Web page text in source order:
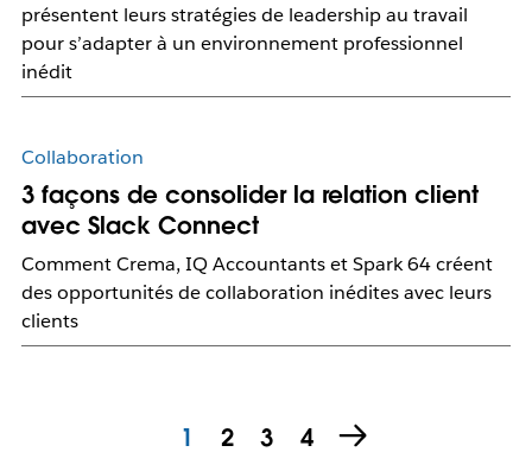
présentent leurs stratégies de leadership au travail
pour s’adapter à un environnement professionnel
inédit
Collaboration
3 façons de consolider la relation client
avec Slack Connect
Comment Crema, IQ Accountants et Spark 64 créent
des opportunités de collaboration inédites avec leurs
clients
1 2 3 4